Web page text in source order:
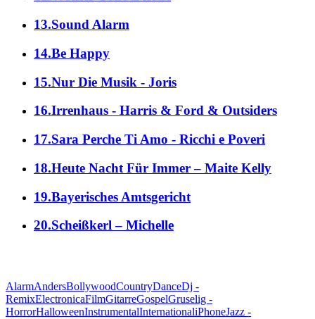
13.Sound Alarm
14.Be Happy
15.Nur Die Musik - Joris
16.Irrenhaus - Harris & Ford & Outsiders
17.Sara Perche Ti Amo - Ricchi e Poveri
18.Heute Nacht Für Immer – Maite Kelly
19.Bayerisches Amtsgericht
20.Scheißkerl – Michelle
AlarmAndersBollywoodCountryDanceDj -
RemixElectronicaFilmGitarreGospelGruselig -
HorrorHalloweenInstrumentalInternationaliPhoneJazz -